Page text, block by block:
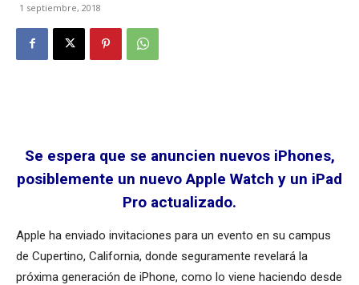
1 septiembre, 2018
Se espera que se anuncien nuevos iPhones,
posiblemente un nuevo Apple Watch y un iPad
Pro actualizado.
Apple ha enviado invitaciones para un evento en su campus
de Cupertino, California, donde seguramente revelará la
próxima generación de iPhone, como lo viene haciendo desde